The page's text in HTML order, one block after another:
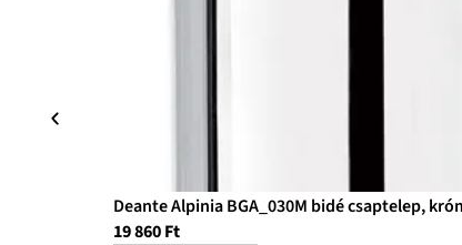
Deante Alpinia BGA_030M bidé csaptelep,
19 860Ft